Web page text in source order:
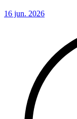
16 jun. 2026